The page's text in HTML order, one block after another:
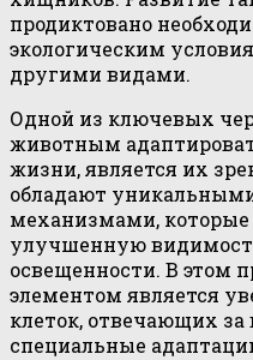
продиктовано
экологическим
другими видами.
Одной из ключевых
животным
жизни, является их
обладают
механизмами, которые
улучшенную
освещенности. В этом
элементом является
клеток, отвечающих за
специальные